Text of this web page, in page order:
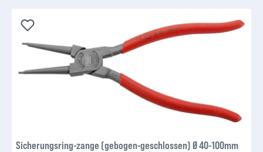
Sicherungsring-zange (gebogen-geschlossen) Ø 40-100mm